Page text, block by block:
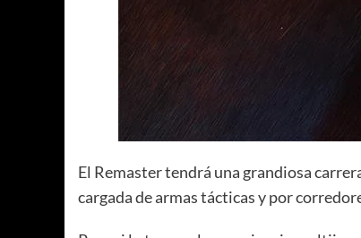
El Remaster tendrá una grandiosa
cargada de armas tácticas y por